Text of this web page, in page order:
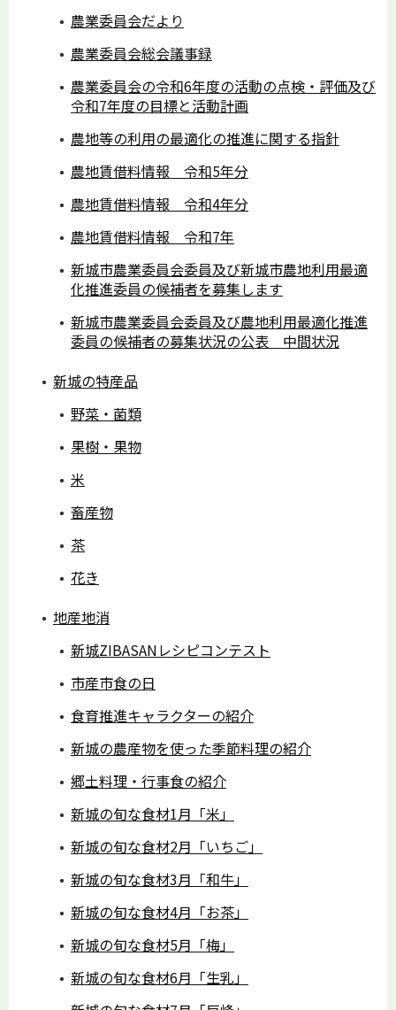
農業委員会だより
農業委員会総会議事録
農業委員会の令和6年度の活動の点検・評価及び
令和7年度の目標と活動計画
農地等の利用の最適化の推進に関する指針
農地賃借料情報 令和5年分
農地賃借料情報 令和4年分
農地賃借料情報 令和7年
新城市農業委員会委員及び新城市農地利用最適
化推進委員の候補者を募集します
新城市農業委員会委員及び農地利用最適化推進
委員の候補者の募集状況の公表 中間状況
新城の特産品
野菜・菌類
果樹・果物
米
畜産物
茶
花き
地産地消
新城ZIBASANレシピコンテスト
市産市食の日
食育推進キャラクターの紹介
新城の農産物を使った季節料理の紹介
郷土料理・行事食の紹介
新城の旬な食材1月「米」
新城の旬な食材2月「いちご」
新城の旬な食材3月「和牛」
新城の旬な食材4月「お茶」
新城の旬な食材5月「梅」
新城の旬な食材6月「生乳」